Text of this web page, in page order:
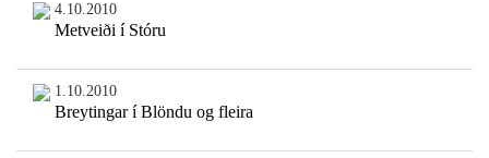
4.10.2010
Metveiði í Stóru
1.10.2010
Breytingar í Blöndu og fleira